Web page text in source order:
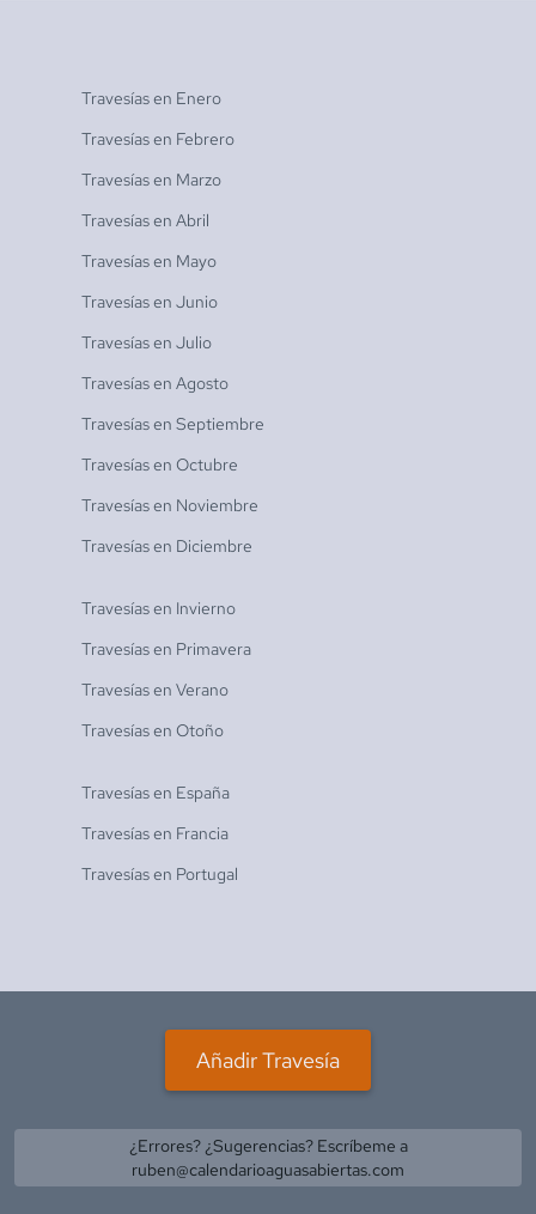
Travesías en Enero
Travesías en Febrero
Travesías en Marzo
Travesías en Abril
Travesías en Mayo
Travesías en Junio
Travesías en Julio
Travesías en Agosto
Travesías en Septiembre
Travesías en Octubre
Travesías en Noviembre
Travesías en Diciembre
Travesías en Invierno
Travesías en Primavera
Travesías en Verano
Travesías en Otoño
Travesías en España
Travesías en Francia
Travesías en Portugal
Añadir Travesía
¿Errores? ¿Sugerencias? Escríbeme a
ruben@calendarioaguasabiertas.com